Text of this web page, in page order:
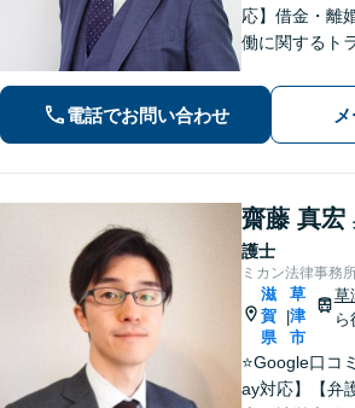
応】借金・離
働に関するト
契約・企業法
はぜひ一度お
【無料駐車場
電話でお問い合わせ
齋藤 真宏
護士
ミカン法律事務
滋
賀
県
|
草
津
市
草
ら
⭐️Google口コ
ay対応】【弁